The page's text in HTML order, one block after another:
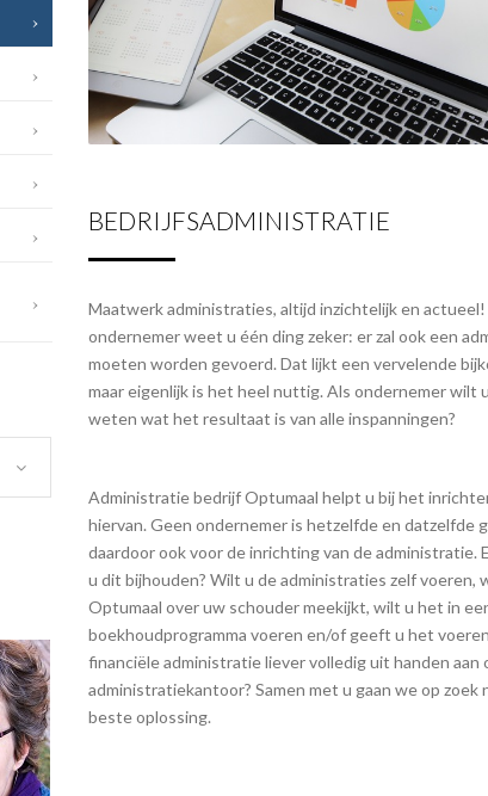
BEDRIJFSADMINISTRATIE
Maatwerk administraties, altijd inzichtelijk en actueel!
ondernemer weet u één ding zeker: er zal ook een
moeten worden gevoerd. Dat lijkt een vervelende
maar eigenlijk is het heel nuttig. Als ondernemer wilt
weten wat het resultaat is van alle inspanningen?
Administratie bedrijf Optumaal helpt u bij het
hiervan. Geen ondernemer is hetzelfde en datzelfde
daardoor ook voor de inrichting van de administratie.
u dit bijhouden? Wilt u de administraties zelf voeren,
Optumaal over uw schouder meekijkt, wilt u het in
boekhoudprogramma voeren en/of geeft u het
financiële administratie liever volledig uit handen aan
administratiekantoor? Samen met u gaan we op zoek
beste oplossing.